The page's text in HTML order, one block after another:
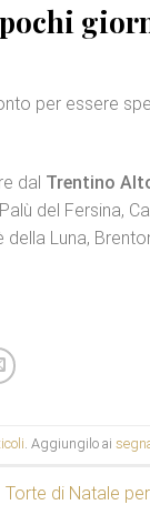
pochi
per essere
dal Trentino
del Fersina,
Luna,
. Aggiungilo ai
Torte di Natale